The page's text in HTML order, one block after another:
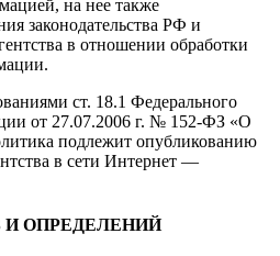
на нее также
законодательства РФ и
в отношении обработки
ст. 18.1 Федерального
от 27.07.2006 г. № 152-ФЗ «О
подлежит опубликованию
в сети Интернет —
И ОПРЕДЕЛЕНИЙ